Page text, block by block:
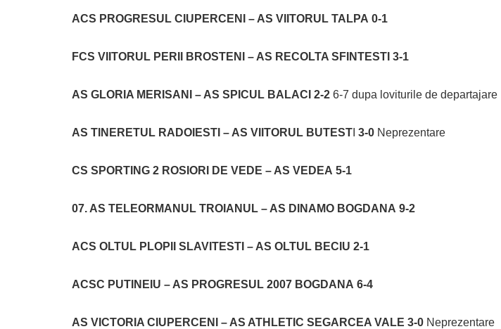
ACS PROGRESUL CIUPERCENI – AS VIITORUL TALPA 0-1
FCS VIITORUL PERII BROSTENI – AS RECOLTA SFINTESTI 3-1
AS GLORIA MERISANI – AS SPICUL BALACI 2-2 6-7 dupa loviturile de departajare
AS TINERETUL RADOIESTI – AS VIITORUL BUTEST 3-0 Neprezentare
CS SPORTING 2 ROSIORI DE VEDE – AS VEDEA 5-1
07. AS TELEORMANUL TROIANUL – AS DINAMO BOGDANA 9-2
ACS OLTUL PLOPII SLAVITESTI – AS OLTUL BECIU 2-1
ACSC PUTINEIU – AS PROGRESUL 2007 BOGDANA 6-4
AS VICTORIA CIUPERCENI – AS ATHLETIC SEGARCEA VALE 3-0 Neprezentare